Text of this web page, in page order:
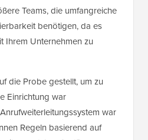
Teams, die umfangreiche
benötigen, da es
Ihrem Unternehmen zu
die Probe gestellt, um zu
Einrichtung war
war
Regeln basierend auf